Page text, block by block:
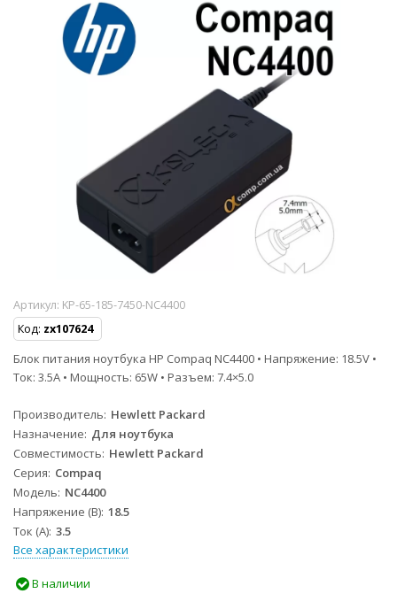
Артикул: KP-65-185-7450-NC4400
Код: zx107624
Блок питания ноутбука HP Compaq NC4400 • Напряжение: 18.5V •
Ток: 3.5A • Мощность: 65W • Разъем: 7.4×5.0
Производитель Hewlett Packard
Назначение Для ноутбука
Совместимость Hewlett Packard
Серия Compaq
Модель NC4400
Напряжение (В) 18.5
Ток (А) 3.5
Все характеристики
В наличии